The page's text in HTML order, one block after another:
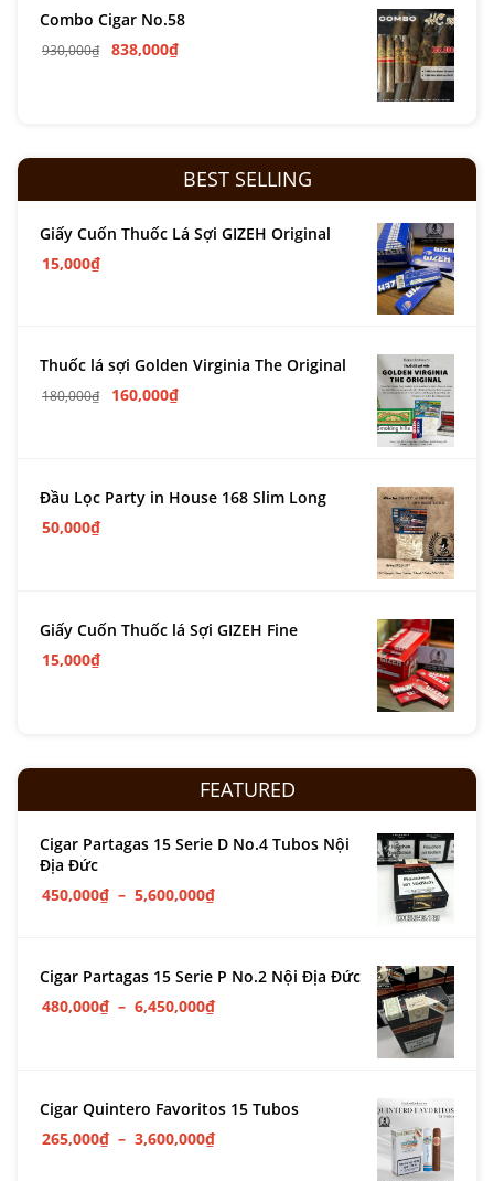
Combo Cigar No.58
930,000₫ 838,000₫
BEST SELLING
Giấy Cuốn Thuốc Lá Sợi GIZEH Original
15,000₫
Thuốc lá sợi Golden Virginia The Original
180,000₫ 160,000₫
Đầu Lọc Party in House 168 Slim Long
50,000₫
Giấy Cuốn Thuốc lá Sợi GIZEH Fine
15,000₫
FEATURED
Cigar Partagas 15 Serie D No.4 Tubos Nội
Địa Đức
450,000₫ – 5,600,000₫
Cigar Partagas 15 Serie P No.2 Nội Địa Đức
480,000₫ – 6,450,000₫
Cigar Quintero Favoritos 15 Tubos
265,000₫ – 3,600,000₫